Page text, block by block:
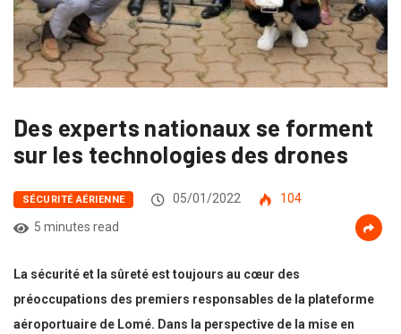
Des experts nationaux se forment
sur les technologies des drones
SÉCURITÉ AÉRIENNE 05/01/2022
104
5 minutes read
La sécurité et la sûreté est toujours au cœur des
préoccupations des premiers responsables de la plateforme
aéroportuaire de Lomé. Dans la perspective de la mise en